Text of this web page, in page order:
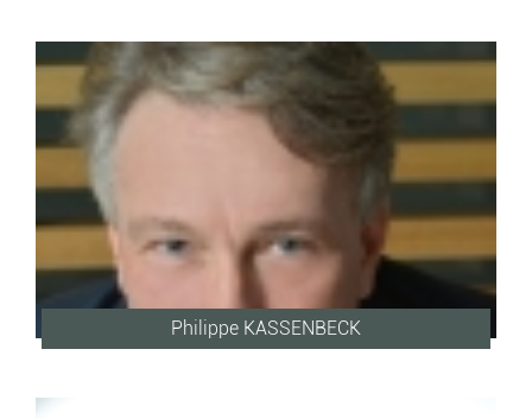
Philippe KASSENBECK